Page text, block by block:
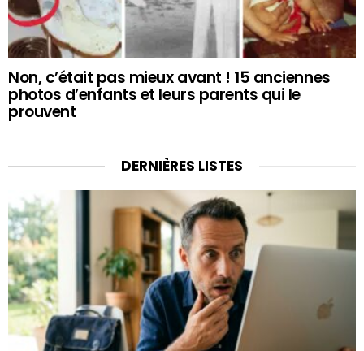
Non, c’était pas mieux avant ! 15 anciennes
photos d’enfants et leurs parents qui le
prouvent
DERNIÈRES LISTES